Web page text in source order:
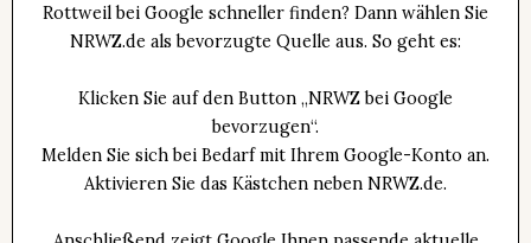
Rottweil bei Google schneller finden? Dann wählen Sie
NRWZ.de als bevorzugte Quelle aus. So geht es:
Klicken Sie auf den Button „NRWZ bei Google
bevorzugen“.
Melden Sie sich bei Bedarf mit Ihrem Google-Konto an.
Aktivieren Sie das Kästchen neben NRWZ.de.